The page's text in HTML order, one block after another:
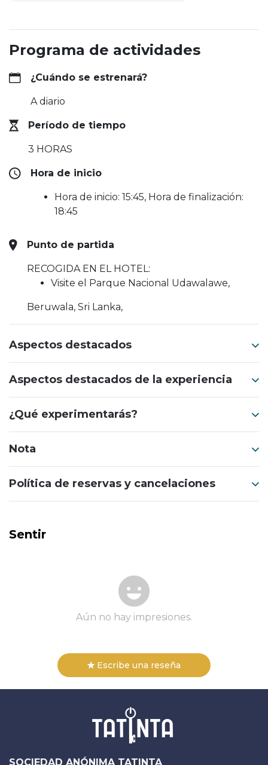
Programa de actividades
¿Cuándo se estrenará?
A diario
Período de tiempo
3 HORAS
Hora de inicio
Hora de inicio: 15:45, Hora de finalización:
18:45
Punto de partida
RECOGIDA EN EL HOTEL:
Visite el Parque Nacional Udawalawe,
Beruwala, Sri Lanka,
Aspectos destacados
Aspectos destacados de la experiencia
¿Qué experimentarás?
Nota
Política de reservas y cancelaciones
Sentir
Aún no hay impresiones.
Escribe una reseña
SOCIEDAD ANÓNIMA TATINTA